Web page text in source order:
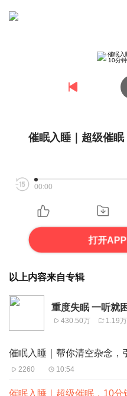
催眠入睡｜超级催
00:00
打开
以上内容来自专辑
重度失眠 一听就
430.50万 1.19万
催眠入睡｜帮你清空杂念，
2260 10:54
催眠入睡｜超级催眠，10分